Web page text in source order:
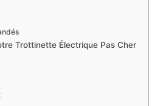
Trottinette Électrique Pas Cher